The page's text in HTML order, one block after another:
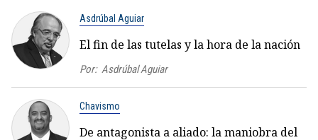
Asdrúbal Aguiar
El fin de las tutelas y la hora de la nación
Por: Asdrúbal Aguiar
Chavismo
De antagonista a aliado: la maniobra del